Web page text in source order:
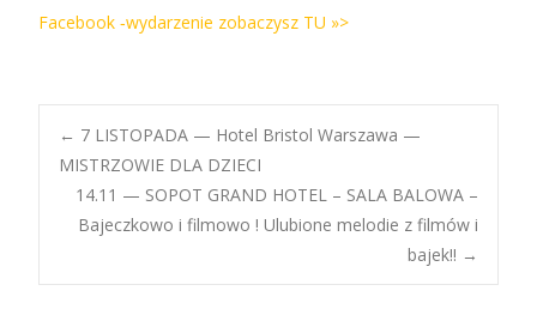
Facebook ‑wydarzenie zobaczysz TU »>
Post
navigation
← 7 LISTOPADA — Hotel Bristol Warszawa —
MISTRZOWIE DLA DZIECI
14.11 — SOPOT GRAND HOTEL – SALA BALOWA –
Bajeczkowo i filmowo ! Ulubione melodie z filmów i
bajek!! →